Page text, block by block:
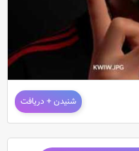
شنیدن + دریافت